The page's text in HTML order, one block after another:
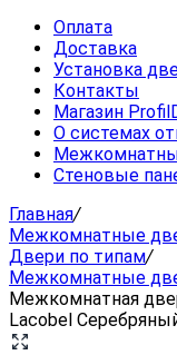
Оплата
Доставка
Установка
Контакты
Магазин
О системах
Стеновые
Главная/
Межкомнатные
Двери по типам/
Межкомнатные
Межкомнатная
Lacobel